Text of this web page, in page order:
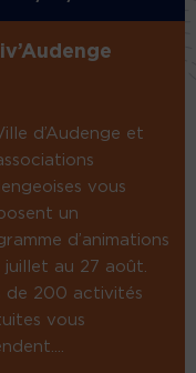
d’Audenge et
vous
un
d’animations
juillet au 27 août.
de 200 activités
vous